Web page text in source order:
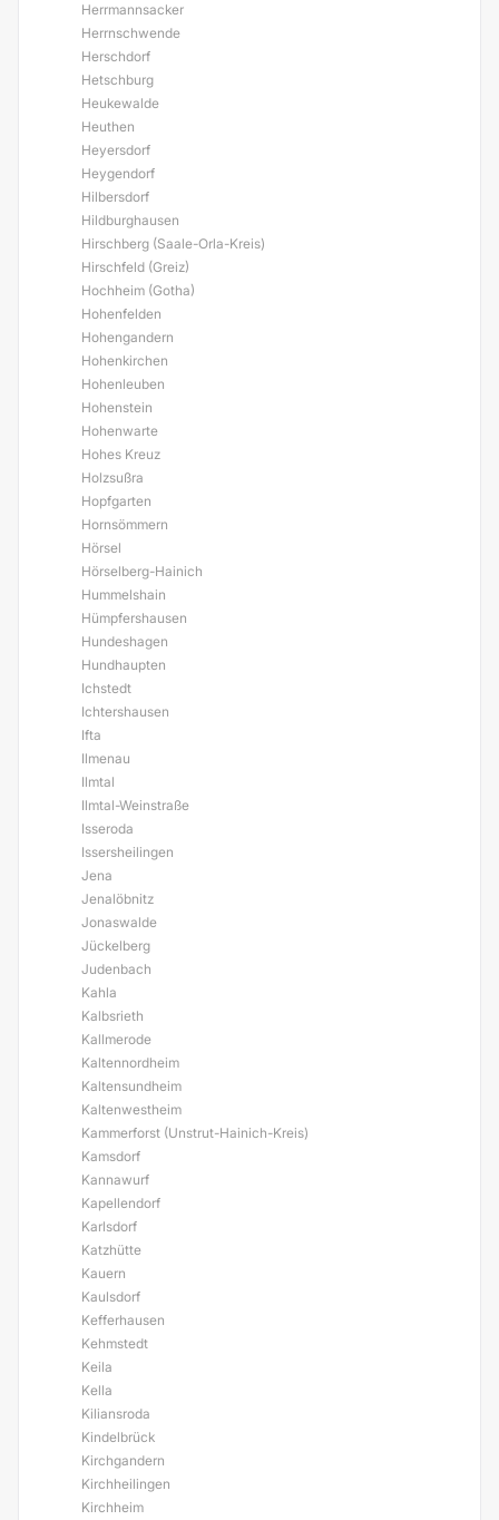
Herrmannsacker
Herrnschwende
Herschdorf
Hetschburg
Heukewalde
Heuthen
Heyersdorf
Heygendorf
Hilbersdorf
Hildburghausen
Hirschberg (Saale-Orla-Kreis)
Hirschfeld (Greiz)
Hochheim (Gotha)
Hohenfelden
Hohengandern
Hohenkirchen
Hohenleuben
Hohenstein
Hohenwarte
Hohes Kreuz
Holzsußra
Hopfgarten
Hornsömmern
Hörsel
Hörselberg-Hainich
Hummelshain
Hümpfershausen
Hundeshagen
Hundhaupten
Ichstedt
Ichtershausen
Ifta
Ilmenau
Ilmtal
Ilmtal-Weinstraße
Isseroda
Issersheilingen
Jena
Jenalöbnitz
Jonaswalde
Jückelberg
Judenbach
Kahla
Kalbsrieth
Kallmerode
Kaltennordheim
Kaltensundheim
Kaltenwestheim
Kammerforst (Unstrut-Hainich-Kreis)
Kamsdorf
Kannawurf
Kapellendorf
Karlsdorf
Katzhütte
Kauern
Kaulsdorf
Kefferhausen
Kehmstedt
Keila
Kella
Kiliansroda
Kindelbrück
Kirchgandern
Kirchheilingen
Kirchheim